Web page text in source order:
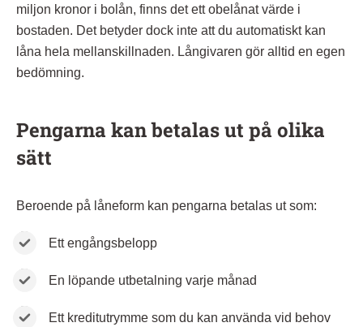
miljon kronor i bolån, finns det ett obelånat värde i
bostaden. Det betyder dock inte att du automatiskt kan
låna hela mellanskillnaden. Långivaren gör alltid en egen
bedömning.
Pengarna kan betalas ut på olika
sätt
Beroende på låneform kan pengarna betalas ut som:
Ett engångsbelopp
En löpande utbetalning varje månad
Ett kreditutrymme som du kan använda vid behov